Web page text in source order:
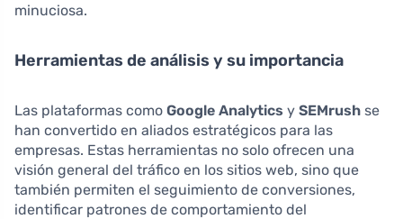
minuciosa.
Herramientas de análisis y su importancia
Las plataformas como Google Analytics y SEMrush se
han convertido en aliados estratégicos para las
empresas. Estas herramientas no solo ofrecen una
visión general del tráfico en los sitios web, sino que
también permiten el seguimiento de conversiones,
identificar patrones de comportamiento del